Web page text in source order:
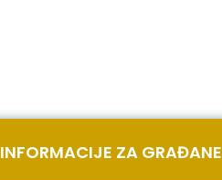
INFORMACIJE ZA GRAĐANE